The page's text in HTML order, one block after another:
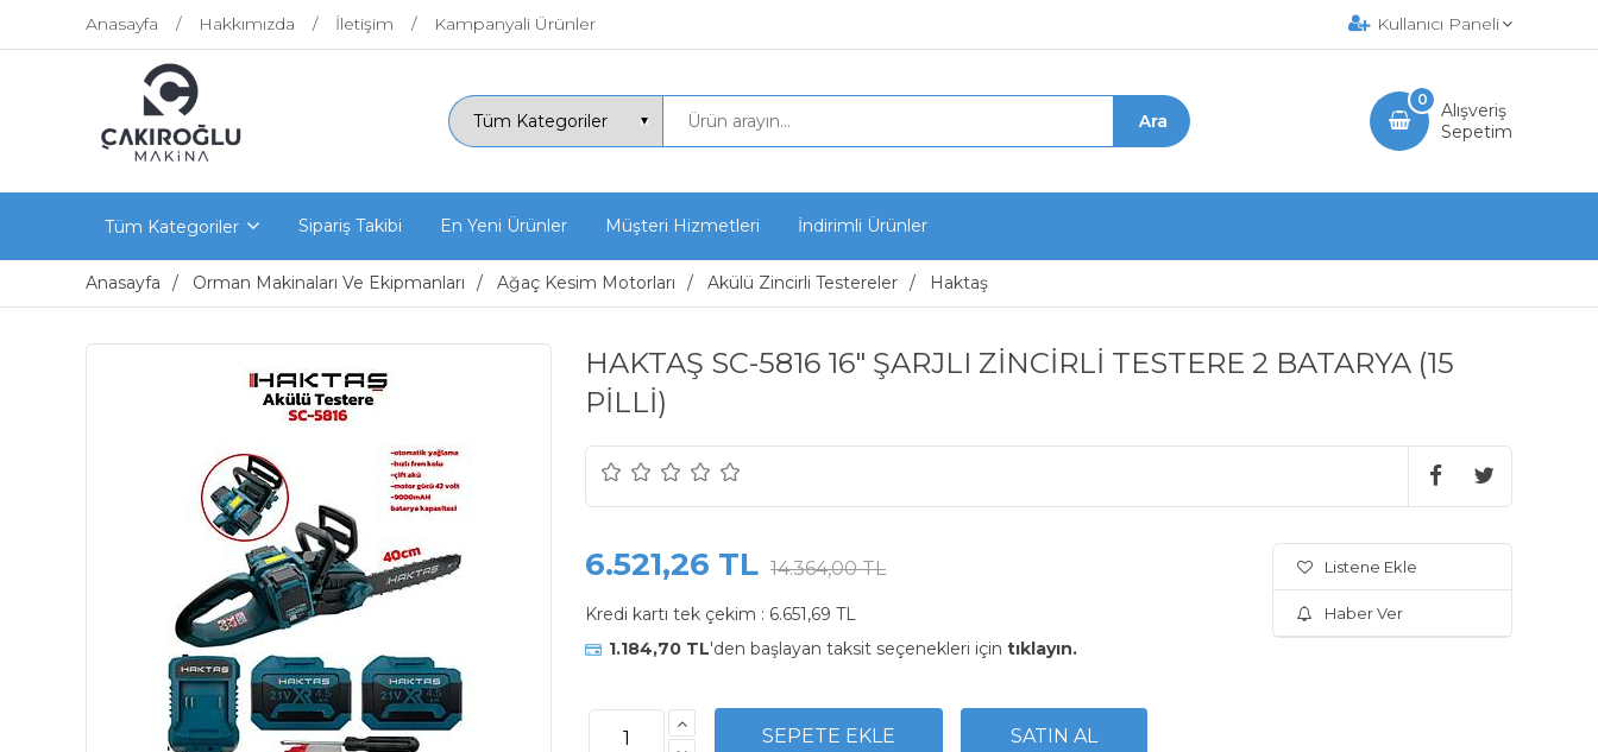
Anasayfa Hakkımızda İletişim Kampanyali Ürünler Kullanıcı Paneli
Alışveriş
Sepetim
0
Tüm Kategoriler Sipariş Takibi En Yeni Ürünler Müşteri Hizmetleri İndirimli Ürünler
Anasayfa Orman Makinaları Ve Ekipmanları Ağaç Kesim Motorları Akülü Zincirli Testereler Haktaş
HAKTAŞ SC-5816 16" ŞARJLI ZİNCİRLİ TESTERE 2 BATARYA (15
PİLLİ)
6.521,26 TL 14.364,00 TL
Kredi kartı tek çekim : 6.651,69 TL
1.184,70 TL'den başlayan taksit seçenekleri için tıklayın.
Listene Ekle
Haber Ver